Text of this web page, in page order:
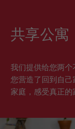
共享公寓
我们提供给您两
您营造了回到自己
家庭，感受真正的